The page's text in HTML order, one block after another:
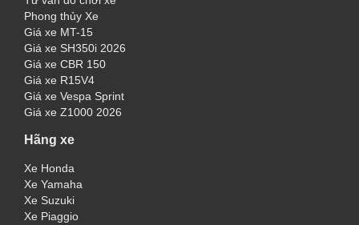
Phong thủy Xe
Giá xe MT-15
Giá xe SH350i 2026
Giá xe CBR 150
Giá xe R15V4
Giá xe Vespa Sprint
Giá xe Z1000 2026
Hãng xe
Xe Honda
Xe Yamaha
Xe Suzuki
Xe Piaggio